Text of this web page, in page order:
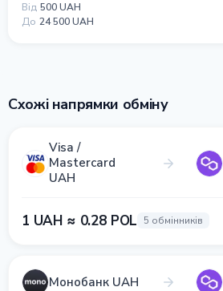
Від 500 UAH
До 24 500 UAH
Схожі напрямки обміну
Visa /
Mastercard
UAH
1 UAH ≈ 0.28 POL 5 обмінників
Монобанк UAH